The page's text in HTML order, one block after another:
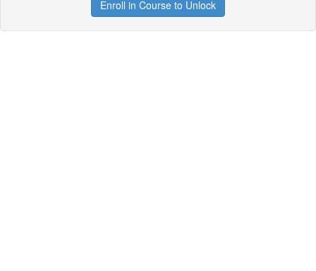
Enroll in Course to Unlock